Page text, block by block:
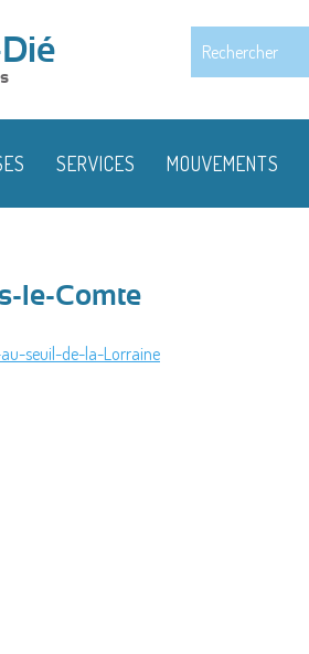
SERVICES MOUVEMENTS
le-Comte
seuil-de-la-Lorraine